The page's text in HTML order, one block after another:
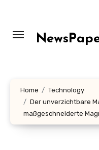
content
Home
Technology
Der unverzichtbare
maßgeschneiderte